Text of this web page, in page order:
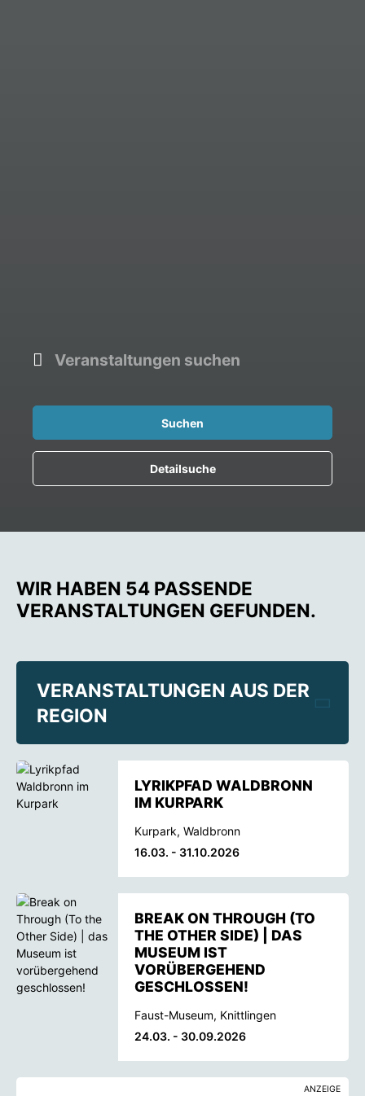
Suchen
Detailsuche
WIR HABEN 54 PASSENDE
VERANSTALTUNGEN GEFUNDEN.
VERANSTALTUNGEN AUS DER
REGION
LYRIKPFAD WALDBRONN
IM KURPARK
Kurpark, Waldbronn
16.03. - 31.10.2026
BREAK ON THROUGH (TO
THE OTHER SIDE) | DAS
MUSEUM IST
VORÜBERGEHEND
GESCHLOSSEN!
Faust-Museum, Knittlingen
24.03. - 30.09.2026
ANZEIGE